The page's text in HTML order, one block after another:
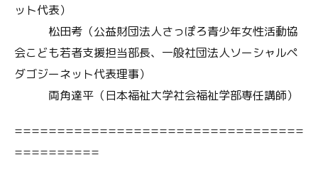
ット代表）
松田考（公益財団法人さっぽろ青少年女性活動協
会こども若者支援担当部長、一般社団法人ソーシャルペ
ダゴジーネット代表理事）
両角達平（日本福祉大学社会福祉学部専任講師）
==================================
==========